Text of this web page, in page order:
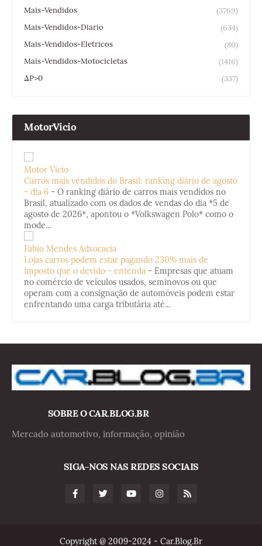
Mais-Vendidos
(3769)
Mais-Vendidos-Diario
(634)
Mais-Vendidos-Eletricos
(80)
Mais-Vendidos-Motocicletas
(1416)
ΔP>0
(337)
MotorVicio
Motor Vício
Carros mais vendidos do Brasil: ranking diário de agosto
- dia 6 - O ranking diário de carros mais vendidos no
Brasil, atualizado com os dados de vendas do dia *5 de
agosto de 2026*, apontou o *Volkswagen Polo* como o
mode...
Fabio Mendes Advocacia
Lojas carros podem estar pagando 230% mais de
imposto que o devido - entenda - Empresas que atuam
no comércio de veículos usados, seminovos ou que
operam com a consignação de automóveis podem estar
enfrentando uma carga tributária até...
SOBRE O CAR.BLOG.BR
Mercado automotivo, informação, opinião
SIGA-NOS NAS REDES SOCIAIS
Copyright @ 2009-2024 - Car.Blog.Br